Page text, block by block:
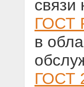
связи
ГОСТ
в
ГОСТ